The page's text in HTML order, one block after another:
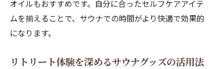
オイルもおすすめです。自分に合ったセルフケアアイテ
ムを揃えることで、サウナでの時間がより快適で効果的
になります。
リトリート体験を深めるサウナグッズの活用法